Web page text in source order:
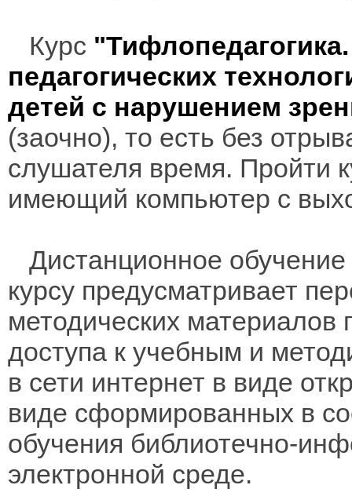
Курс
педагогических
детей с нарушением
(заочно), то есть без
слушателя время. Пройти
имеющий компьютер с
Дистанционное
курсу предусматривает
методических материалов
доступа к учебным и
в сети интернет в виде
виде сформированных в
обучения библиотечно-
электронной среде.